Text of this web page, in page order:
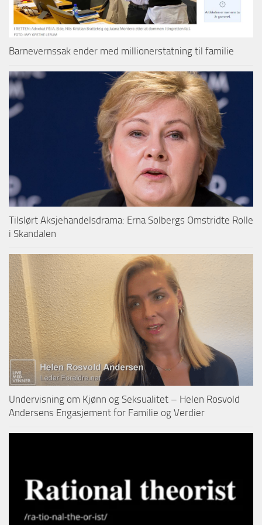
Barnevernssak ender med millionerstatning til familie
Tilslørt Aksjehandelsdrama: Erna Solbergs Omstridte Rolle
i Skandalen
Undervisning om Kjønn og Seksualitet – Helen Rosvold
Andersens Engasjement for Familie og Verdier